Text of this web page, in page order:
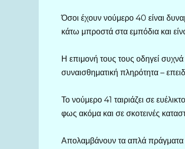
Όσοι έχουν νούμερο 40 είναι
κάτω μπροστά στα εμπόδια και
Η επιμονή τους τους οδηγεί
συναισθηματική πληρότητα –
Το νούμερο 41 ταιριάζει σε
φως ακόμα και σε σκοτεινές
Απολαμβάνουν τα απλά πράγματα